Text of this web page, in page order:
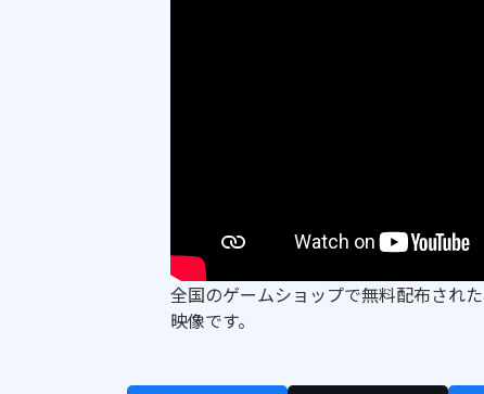
全国のゲームショップで無料配布され
映像です。